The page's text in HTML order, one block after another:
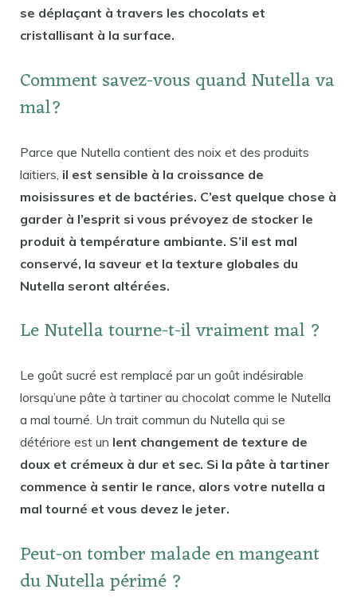
se déplaçant à travers les chocolats et
cristallisant à la surface.
Comment savez-vous quand Nutella va
mal?
Parce que Nutella contient des noix et des produits
laitiers, il est sensible à la croissance de
moisissures et de bactéries. C’est quelque chose à
garder à l’esprit si vous prévoyez de stocker le
produit à température ambiante. S’il est mal
conservé, la saveur et la texture globales du
Nutella seront altérées.
Le Nutella tourne-t-il vraiment mal ?
Le goût sucré est remplacé par un goût indésirable
lorsqu’une pâte à tartiner au chocolat comme le Nutella
a mal tourné. Un trait commun du Nutella qui se
détériore est un lent changement de texture de
doux et crémeux à dur et sec. Si la pâte à tartiner
commence à sentir le rance, alors votre nutella a
mal tourné et vous devez le jeter.
Peut-on tomber malade en mangeant
du Nutella périmé ?